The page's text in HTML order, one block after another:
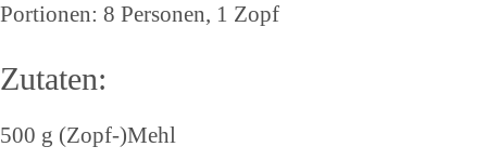
Portionen: 8 Personen, 1 Zopf
Zutaten:
500 g (Zopf-)Mehl